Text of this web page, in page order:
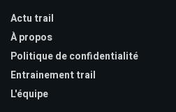
Actu trail
À propos
Politique de confidentialité
Entrainement trail
L'équipe